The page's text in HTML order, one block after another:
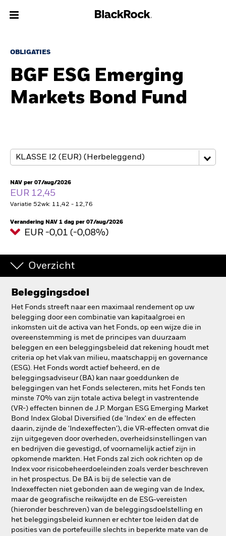
Over Ons
Producten
Thema's
Beleggingsinformatie
Particulieren
Nederland
iShares
Aladdin
Ons bedrijf
OBLIGATIES
BGF ESG Emerging
Markets Bond Fund
NAV per 07/aug/2026
EUR 12,45
Variatie 52wk: 11,42 - 12,76
Verandering NAV 1 dag per 07/aug/2026
EUR -0,01 (-0,08%)
Overzicht
Beleggingsdoel
Het Fonds streeft naar een maximaal rendement op uw
belegging door een combinatie van kapitaalgroei en
inkomsten uit de activa van het Fonds, op een wijze die in
overeenstemming is met de principes van duurzaam
beleggen en een beleggingsbeleid dat rekening houdt met
criteria op het vlak van milieu, maatschappij en governance
(ESG). Het Fonds wordt actief beheerd, en de
beleggingsadviseur (BA) kan naar goeddunken de
beleggingen van het Fonds selecteren, mits het Fonds ten
minste 70% van zijn totale activa belegt in vastrentende
(VR-) effecten binnen de J.P. Morgan ESG Emerging Market
Bond Index Global Diversified (de 'Index' en de effecten
daarin, zijnde de 'Indexeffecten'), die VR-effecten omvat die
zijn uitgegeven door overheden, overheidsinstellingen van
en bedrijven die gevestigd, of voornamelijk actief zijn in
opkomende markten. Het Fonds zal zich ook richten op de
Index voor risicobeheerdoeleinden zoals verder beschreven
in het prospectus. De BA is bij de selectie van de
Indexeffecten niet gebonden aan de weging van de Index,
maar de geografische reikwijdte en de ESG-vereisten
(hieronder beschreven) van de beleggingsdoelstelling en
het beleggingsbeleid kunnen er echter toe leiden dat de
posities van de portefeuille slechts in beperkte mate van de